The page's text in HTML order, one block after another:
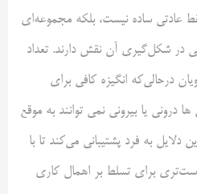
عادتی ساده نیست، بلکه مجموعه‌ای
در شکل‌گیری آن نقش دارند. تعداد
درحالی‌‌که انگیزه کافی برای
درونی یا بیرونی نمی توانند به موقع
به فرد پشتیبانی می‌کند تا با
برای تسلط بر اهمال کاری